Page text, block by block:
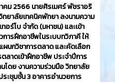
คม 2566​ นายศิรเมศร์ พัชราอริ
ยาลัยเทคนิคพัทยา ลงนามความ
อร์โบ จำกัด (มหาชน) และเข้า
ารฝึกอาชีพในระบบทวิภาคี ให้
นกวิชาการตลาด และคัดเลือก
ลาดเข้าฝึกอาชีพ ประจำปีการ
โดย งานความร่วมมือ วิทยาลัย
ะชุมชั้น 3 อาคารอำนวยการ